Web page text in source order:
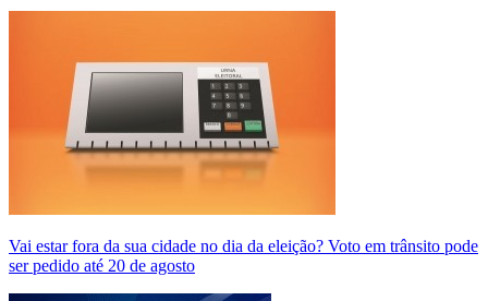
Vai estar fora da sua cidade no dia da eleição? Voto em trânsito pode
ser pedido até 20 de agosto